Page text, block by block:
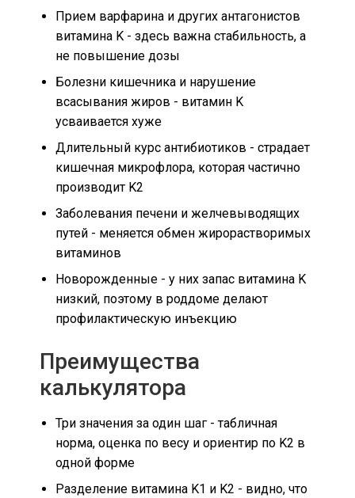
Прием варфарина и других антагонистов
витамина K - здесь важна стабильность, а
не повышение дозы
Болезни кишечника и нарушение
всасывания жиров - витамин K
усваивается хуже
Длительный курс антибиотиков - страдает
кишечная микрофлора, которая частично
производит K2
Заболевания печени и желчевыводящих
путей - меняется обмен жирорастворимых
витаминов
Новорожденные - у них запас витамина K
низкий, поэтому в роддоме делают
профилактическую инъекцию
Преимущества
калькулятора
Три значения за один шаг - табличная
норма, оценка по весу и ориентир по K2 в
одной форме
Разделение витамина K1 и K2 - видно, что